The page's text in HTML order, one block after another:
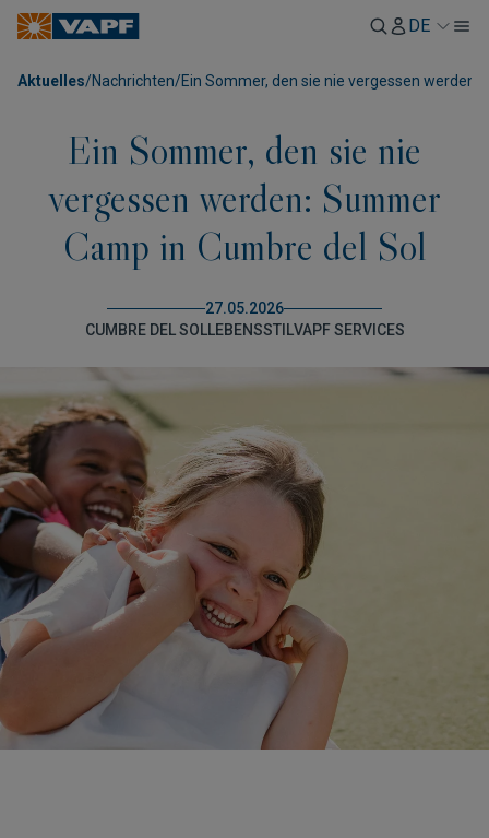
DE
Aktuelles/Nachrichten/Ein Sommer, den sie nie vergessen werden:
Ein Sommer, den sie nie
vergessen werden: Summer
Camp in Cumbre del Sol
27.05.2026
CUMBRE DEL SOLLEBENSSTILVAPF SERVICES